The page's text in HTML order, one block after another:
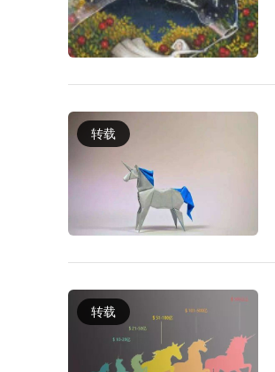
转载
转载